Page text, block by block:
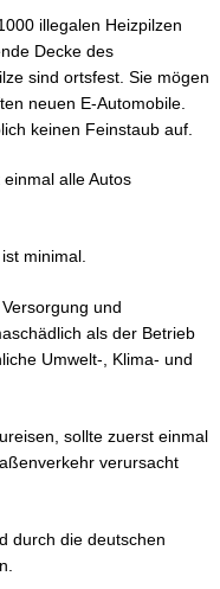
illegalen Heizpilzen
Decke des
sind ortsfest. Sie mögen
neuen E-Automobile.
keinen Feinstaub auf.
alle Autos
minimal.
und
als der Betrieb
Umwelt-, Klima- und
sollte zuerst einmal
verursacht
durch die deutschen